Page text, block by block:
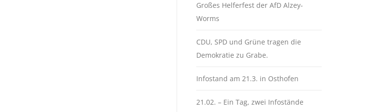
Großes Helferfest der AfD Alzey-
Worms
CDU, SPD und Grüne tragen die
Demokratie zu Grabe.
Infostand am 21.3. in Osthofen
21.02. – Ein Tag, zwei Infostände